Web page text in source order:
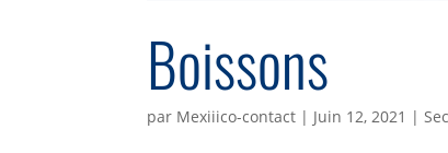
Boissons
par Mexiiico-contact | Juin 12, 2021 |